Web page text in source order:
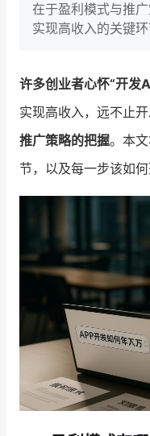
智库
行业洞察
品牌消费观
新零售资讯
私域课程
增长俱乐部
增长俱乐部
商家社区
合作共进
在于盈利模式与推
实现高收入的关键
许多创业者心怀“开发
实现高收入，远不止开
推广策略的把握。本
节，以及每一步该如何